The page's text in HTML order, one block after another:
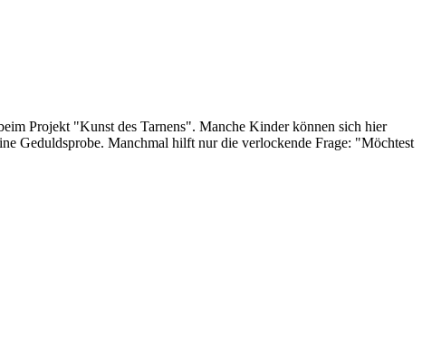
Projekt "Kunst des Tarnens". Manche Kinder können sich hier
Geduldsprobe. Manchmal hilft nur die verlockende Frage: "Möchtest